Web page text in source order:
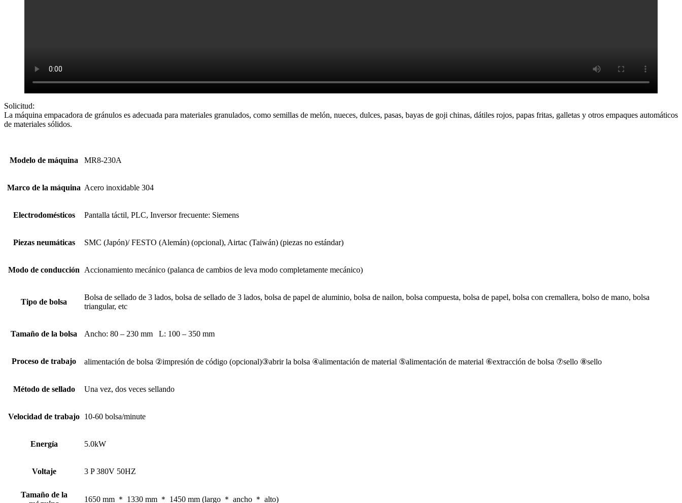
Solicitud:
La máquina empacadora de gránulos es adecuada para materiales granulados, como semillas de melón, nueces, dulces, pasas, bayas de goji chinas, dátiles rojos, papas fritas, galletas y otros empaques automáticos
de materiales sólidos.
Modelo de máquina MR8-230A
Marco de la máquina Acero inoxidable 304
Electrodomésticos Pantalla táctil, PLC, Inversor frecuente: Siemens
Piezas neumáticas SMC (Japón)/ FESTO (Alemán) (opcional), Airtac (Taiwán) (piezas no estándar)
Modo de conducción Accionamiento mecánico (palanca de cambios de leva modo completamente mecánico)
Tipo de bolsa
Bolsa de sellado de 3 lados, bolsa de sellado de 3 lados, bolsa de papel de aluminio, bolsa de nailon, bolsa compuesta, bolsa de papel, bolsa con cremallera, bolso de mano, bolsa
triangular, etc
Tamaño de la bolsa Ancho: 80 – 230 mm L: 100 – 350 mm
Proceso de trabajo alimentación de bolsa ②impresión de código (opcional)③abrir la bolsa ④alimentación de material ⑤alimentación de material ⑥extracción de bolsa ⑦sello ⑧sello
Método de sellado Una vez, dos veces sellando
Velocidad de trabajo 10-60 bolsa/minute
Energía 5.0kW
Voltaje 3 P 380V 50HZ
Tamaño de la
1650 mm ＊ 1330 mm ＊ 1450 mm (largo ＊ ancho ＊ alto)